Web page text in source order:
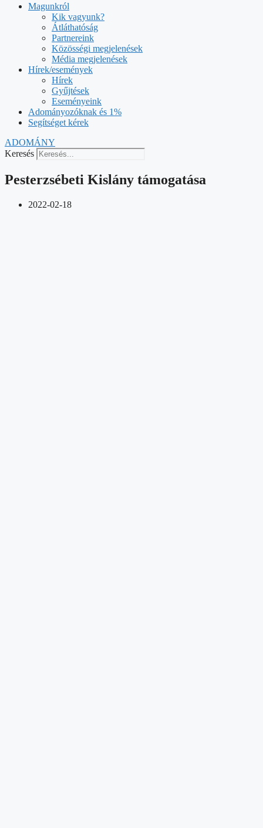
Magunkról
Kik vagyunk?
Átláthatóság
Partnereink
Közösségi megjelenések
Média megjelenések
Hírek/események
Hírek
Gyűjtések
Eseményeink
Adományozóknak és 1%
Segítséget kérek
ADOMÁNY
Keresés
Pesterzsébeti Kislány támogatása
2022-02-18